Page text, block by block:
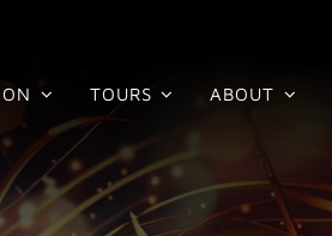
TOURS ABOUT